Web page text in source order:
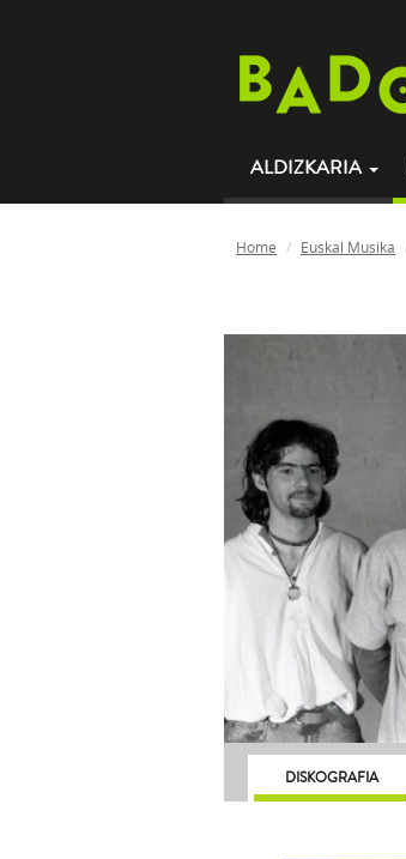
ALDIZKARIA
Home Euskal Musika
DISKOGRAFIA